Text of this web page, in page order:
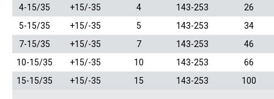
4-15/35
+15/-35 4 143-253
26
5-15/35
+15/-35 5 143-253
34
7-15/35
+15/-35 7 143-253
46
10-15/35
+15/-35 10 143-253
66
15-15/35
+15/-35 15 143-253 100